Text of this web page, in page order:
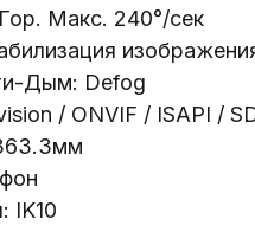
Макс. 240°/сек
Дым: Defog
/ ONVIF / ISAPI /
IK10